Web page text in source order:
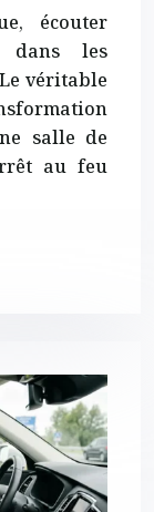
écouter
dans les
véritable
salle de
au feu